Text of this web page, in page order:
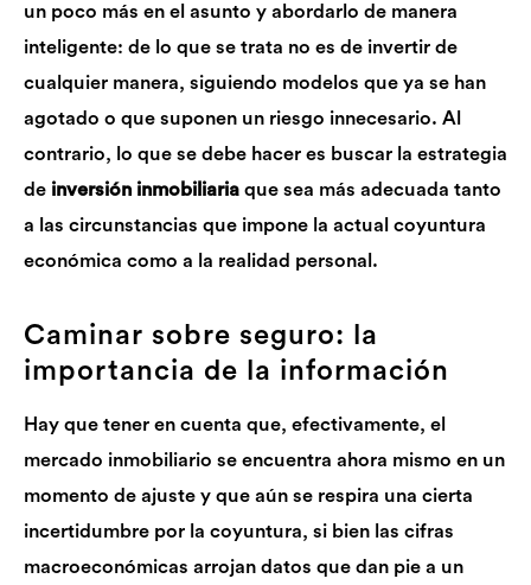
un poco más en el asunto y abordarlo de manera
inteligente: de lo que se trata no es de invertir de
cualquier manera, siguiendo modelos que ya se han
agotado o que suponen un riesgo innecesario. Al
contrario, lo que se debe hacer es buscar la estrategia
de inversión inmobiliaria que sea más adecuada tanto
a las circunstancias que impone la actual coyuntura
económica como a la realidad personal.
Caminar sobre seguro: la
importancia de la información
Hay que tener en cuenta que, efectivamente, el
mercado inmobiliario se encuentra ahora mismo en un
momento de ajuste y que aún se respira una cierta
incertidumbre por la coyuntura, si bien las cifras
macroeconómicas arrojan datos que dan pie a un